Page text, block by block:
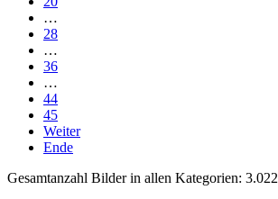
…
28
…
36
…
44
45
Weiter
Ende
Gesamtanzahl Bilder in allen Kategorien: 3.022